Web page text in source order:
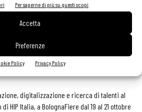
Per saperne di più su questi scopi
Accetta
Preferenze
Policy Privacy Policy
è puntare sul premium
Fata di Triuggio si rifà il look con un
progetto illuminotecnico
digitalizzazione e ricerca di talenti al
HIP Italia, a BolognaFiere dal 19 al 21 ottobre